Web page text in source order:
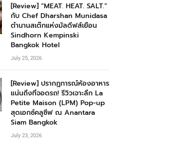
[Review] “MEAT. HEAT. SALT.”
กับ Chef Dharshan Munidasa
ตำนานสเต๊กแห่งมัลดีฟส์เยือน
Sindhorn Kempinski
Bangkok Hotel
July 25, 2026
[Review] ปรากฏการณ์ห้องอาหาร
แน่นถึงที่จอดรถ! รีวิวเจาะลึก La
Petite Maison (LPM) Pop-up
สุดเอกซ์คลูซีฟ ณ Anantara
Siam Bangkok
July 23, 2026